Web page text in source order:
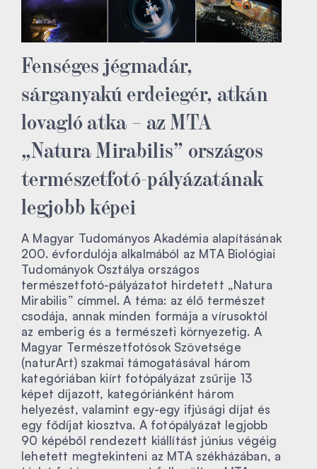
Fenséges jégmadár,
sárganyakú erdeiegér, atkán
lovagló atka – az MTA
„Natura Mirabilis” országos
természetfotó-pályázatának
legjobb képei
A Magyar Tudományos Akadémia alapításának
200. évfordulója alkalmából az MTA Biológiai
Tudományok Osztálya országos
természetfotó-pályázatot hirdetett „Natura
Mirabilis” címmel. A téma: az élő természet
csodája, annak minden formája a vírusoktól
az emberig és a természeti környezetig. A
Magyar Természetfotósok Szövetsége
(naturArt) szakmai támogatásával három
kategóriában kiírt fotópályázat zsűrije 13
képet díjazott, kategóriánként három
helyezést, valamint egy-egy ifjúsági díjat és
egy fődíjat kiosztva. A fotópályázat legjobb
90 képéből rendezett kiállítást június végéig
lehetett megtekinteni az MTA székházában, a